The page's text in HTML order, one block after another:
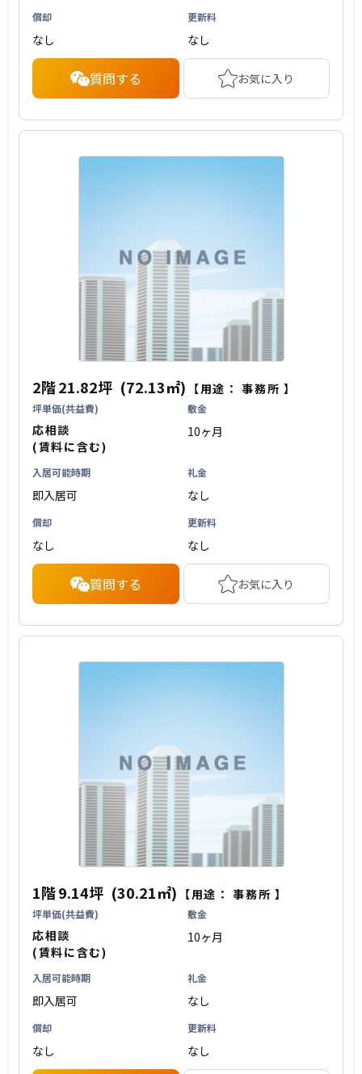
償却
なし
更新料
なし
質問する お気に入り
2階21.82坪 (72.13㎡) 【用途：事務所 】
坪単価(共益費)
応相談
(賃料に含む)
敷金
10ヶ月
入居可能時期
即入居可
礼金
なし
償却
なし
更新料
なし
質問する お気に入り
1階9.14坪 (30.21㎡) 【用途：事務所 】
坪単価(共益費)
応相談
(賃料に含む)
敷金
10ヶ月
入居可能時期
即入居可
礼金
なし
償却
なし
更新料
なし